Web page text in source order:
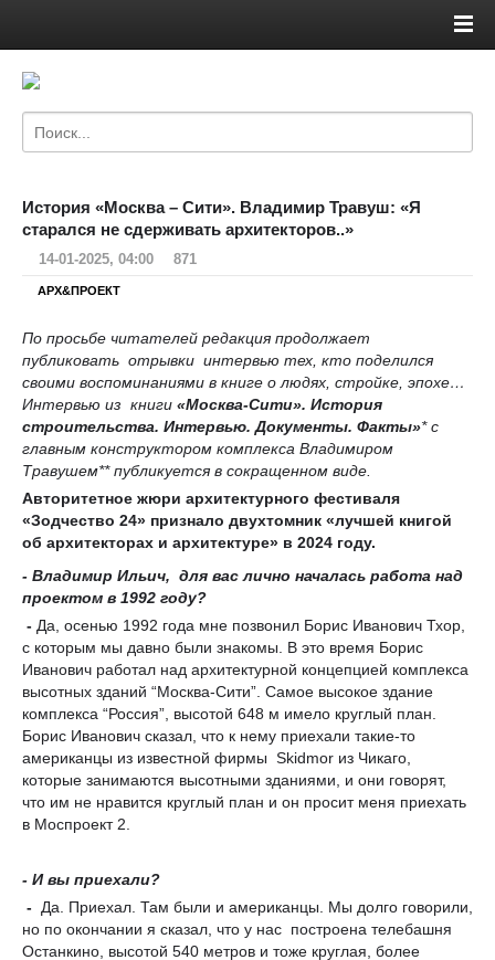
История «Москва – Сити». Владимир Травуш: «Я
старался не сдерживать архитекторов..»
14-01-2025, 04:00 871
АРХ&ПРОЕКТ
По просьбе читателей редакция продолжает
публиковать отрывки интервью тех, кто поделился
своими воспоминаниями в книге о людях, стройке, эпохе…
Интервью из книги «Москва-Сити». История
строительства. Интервью. Документы. Факты»* с
главным конструктором комплекса Владимиром
Травушем** публикуется в сокращенном виде.
Авторитетное жюри архитектурного фестиваля
«Зодчество 24» признало двухтомник «лучшей книгой
об архитекторах и архитектуре» в 2024 году.
- Владимир Ильич, для вас лично началась работа над
проектом в 1992 году?
- Да, осенью 1992 года мне позвонил Борис Иванович Тхор,
с которым мы давно были знакомы. В это время Борис
Иванович работал над архитектурной концепцией комплекса
высотных зданий “Москва-Сити”. Самое высокое здание
комплекса “Россия”, высотой 648 м имело круглый план.
Борис Иванович сказал, что к нему приехали такие-то
американцы из известной фирмы Skidmor из Чикаго,
которые занимаются высотными зданиями, и они говорят,
что им не нравится круглый план и он просит меня приехать
в Моспроект 2.
- И вы приехали?
- Да. Приехал. Там были и американцы. Мы долго говорили,
но по окончании я сказал, что у нас построена телебашня
Останкино, высотой 540 метров и тоже круглая, более